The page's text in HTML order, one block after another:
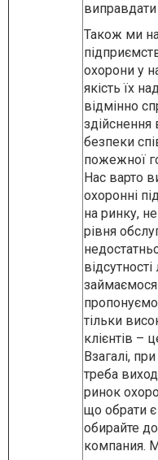
Також ми
охорони у
якість їх
відмінно
здійснення
безпеки
пожежної
Нас варто
охоронні
на ринку,
рівня
тільки
клієнтів –
Взагалі,
треба
ринок
що обрати є
обирайте
компания.